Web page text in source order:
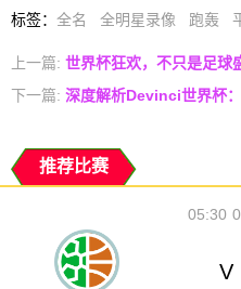
标签： 全名 全明星录像 跑轰
上一篇: 世界杯狂欢，不只是足球
下一篇: 深度解析Devinci世界杯
推荐比赛
05:30
V